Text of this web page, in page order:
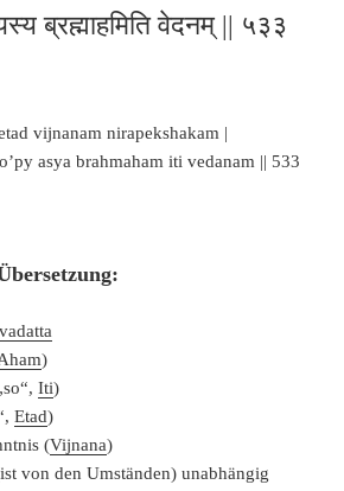
ब्रह्माहमिति वेदनम् || ५३३
vijnanam nirapekshakam |
asya brahmaham iti vedanam || 533
)
Iti)
Etad)
(Vijnana)
von den Umständen) unabhängig